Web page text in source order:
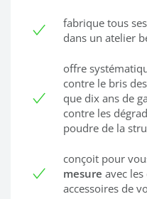
fabrique tous
dans un atelier
offre
contre le bris
que dix ans de
contre les
poudre de la
conçoit pour
mesure avec
accessoires de